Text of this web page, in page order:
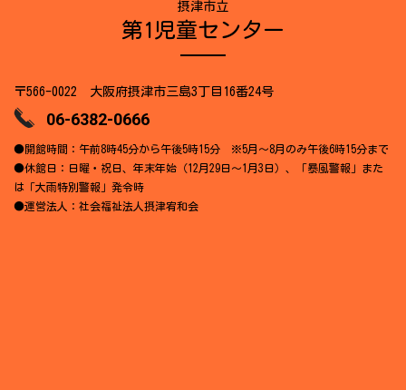
摂津市立
第1児童センター
〒566-0022 大阪府摂津市三島3丁目16番24号
06-6382-0666
●開館時間：午前8時45分から午後5時15分 ※5月～8月のみ午後6時15分まで
●休館日：日曜・祝日、年末年始（12月29日～1月3日）、「暴風警報」また
は「大雨特別警報」発令時
●運営法人：社会福祉法人摂津宥和会